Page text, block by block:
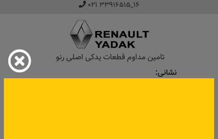
۰۲۱ ۳۳۹۱۶۵۱۵_۱۶
تامین مداوم قطعات یدکی اصلی رنو
نشانی: